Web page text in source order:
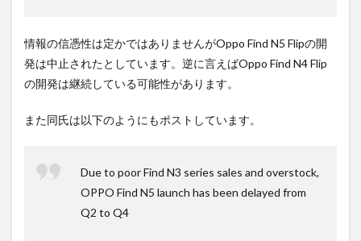
情報の信憑性は定かではありませんがOppo Find N5 Flipの開
発は中止されたとしています。逆に言えばOppo Find N4 Flip
の開発は継続している可能性があります。
また同氏は以下のようにもポストしています。
Due to poor Find N3 series sales and overstock,
OPPO Find N5 launch has been delayed from
Q2 to Q4